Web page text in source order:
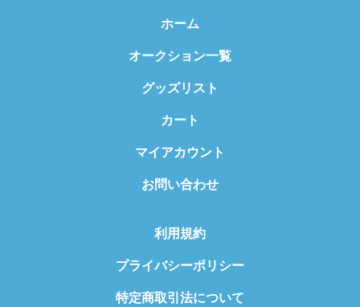
ホーム
オークション一覧
グッズリスト
カート
マイアカウント
お問い合わせ
利用規約
プライバシーポリシー
特定商取引法について